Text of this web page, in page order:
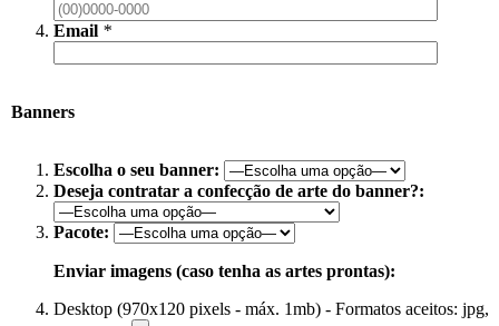
Email *
Banners
Escolha o seu banner:
Deseja contratar a confecção de arte do banner?:
Pacote:
Enviar imagens (caso tenha as artes prontas):
Desktop (970x120 pixels - máx. 1mb) - Formatos aceitos: jpg,